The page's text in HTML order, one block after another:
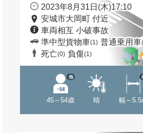
2023年8月31日(木)17:10
安城市大岡町 付近
車両相互 小破事故
準中型貨物車(1) 普通乗用車
死亡(0) 負傷(1)
45～54歳
他
晴 幅～